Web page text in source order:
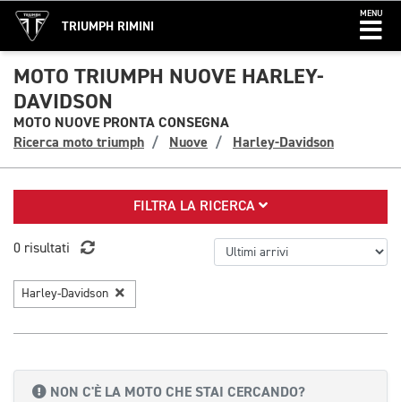
TRIUMPH RIMINI
MENU
MOTO TRIUMPH NUOVE HARLEY-
DAVIDSON
MOTO NUOVE PRONTA CONSEGNA
Ricerca moto triumph
Nuove Harley-Davidson
FILTRA LA RICERCA
0 risultati
Harley-Davidson
NON C'È LA MOTO CHE STAI CERCANDO?